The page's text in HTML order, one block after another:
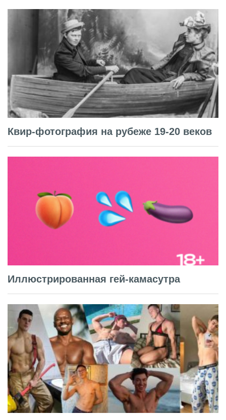
Квир-фотография на рубеже 19-20 веков
Иллюстрированная гей-камасутра